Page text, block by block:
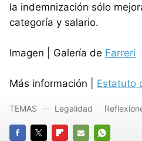
la indemnización sólo
categoría y salario.
Imagen | Galería de Farreri
Más información | Estatuto
TEMAS Legalidad